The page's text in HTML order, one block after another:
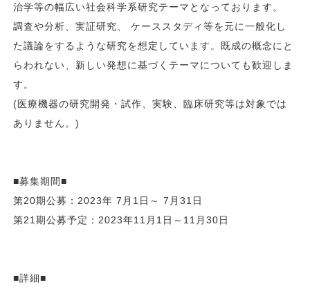
治学等の幅広い社会科学系研究テーマとなっております。
調査や分析、実証研究、 ケーススタディ等を元に一般化し
た議論をするような研究を想定しています。既成の概念にと
らわれない、新しい発想に基づくテーマについても歓迎しま
す。
(医療機器の研究開発・試作、実験、臨床研究等は対象では
ありません。)
■募集期間■
第20期公募：2023年 7月1日～ 7月31日
第21期公募予定：2023年11月1日～11月30日
■詳細■